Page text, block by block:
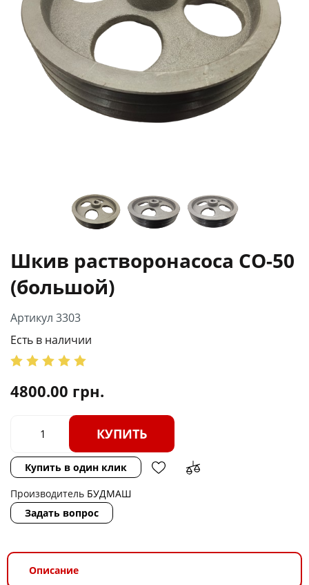
Шкив растворонасоса СО-50
(большой)
Артикул 3303
Есть в наличии
4800.00 грн.
КУПИТЬ
Купить в один клик
Производитель БУДМАШ
Задать вопрос
Описание